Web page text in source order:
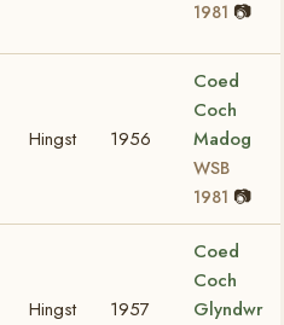
1981 📷
Hingst 1956
Coed
Coch
Madog
WSB
1981 📷
Hingst 1957
Coed
Coch
Glyndwr